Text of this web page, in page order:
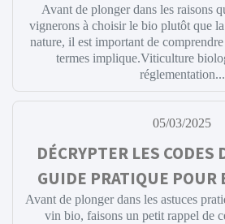
Avant de plonger dans les raisons
vignerons à choisir le bio plutôt que
nature, il est important de
termes implique.Viticulture
réglementation...
05/03/2025
DÉCRYPTER LES CODES
GUIDE PRATIQUE POUR
Avant de plonger dans les astuces
vin bio, faisons un petit rappel de